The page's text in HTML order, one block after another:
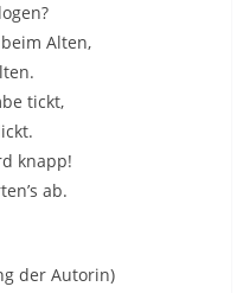
Alten,
tickt,
knapp!
ab.
der Autorin)